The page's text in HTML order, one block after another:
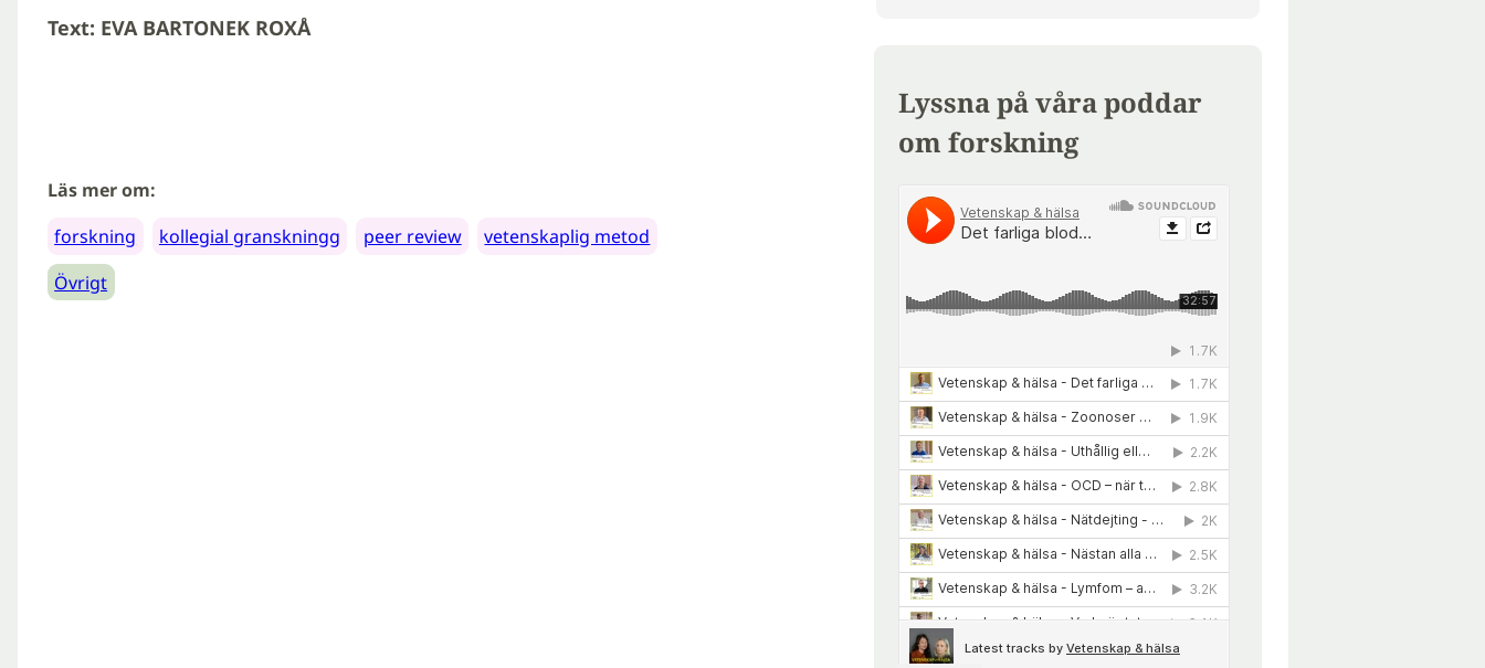
Text: EVA BARTONEK ROXÅ
Läs mer om:
forskning
kollegial granskningg peer review
vetenskaplig metod
Övrigt
Lyssna på våra poddar
om forskning